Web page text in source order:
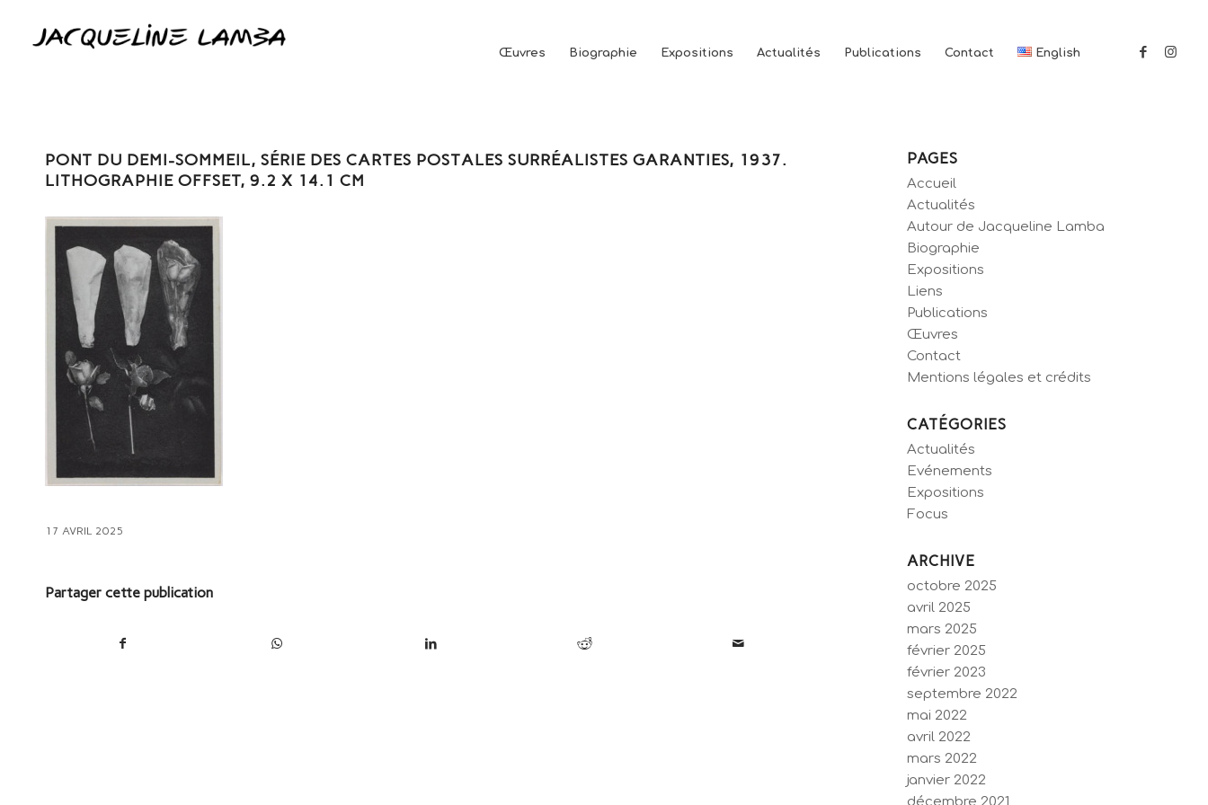
Œuvres Biographie Expositions Actualités Publications Contact English
PONT DU DEMI-SOMMEIL, SÉRIE DES CARTES POSTALES SURRÉALISTES GARANTIES, 1937.
LITHOGRAPHIE OFFSET, 9.2 X 14.1 CM
17 AVRIL 2025
Partager cette publication
PAGES
Accueil
Actualités
Autour de Jacqueline Lamba
Biographie
Expositions
Liens
Publications
Œuvres
Contact
Mentions légales et crédits
CATÉGORIES
Actualités
Evénements
Expositions
Focus
ARCHIVE
octobre 2025
avril 2025
mars 2025
février 2025
février 2023
septembre 2022
mai 2022
avril 2022
mars 2022
janvier 2022
décembre 2021